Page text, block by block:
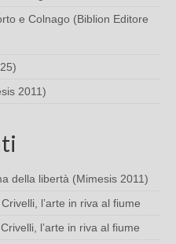
e Colnago (Biblion Editore
2011)
della libertà (Mimesis 2011)
l’arte in riva al fiume
l’arte in riva al fiume